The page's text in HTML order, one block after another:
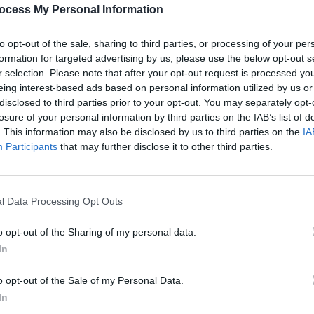
My Personal Information
opt-out of the sale, sharing to third parties, or processing of your
for targeted advertising by us, please use the below opt-out
selection. Please note that after your opt-out request is processed
interest-based ads based on personal information utilized by us
to third parties prior to your opt-out. You may separately
of your personal information by third parties on the IAB’s list of
This information may also be disclosed by us to third parties on the
Participants that may further disclose it to other third parties.
Data Processing Opt Outs
opt-out of the Sharing of my personal data.
opt-out of the Sale of my Personal Data.
vaccin contre la Covid-19. Il ne semble pas ressentir
Qui est cet homme ? Pourquoi a-t-il souhaité se faire
jour
a fait le tour des centres de vaccination en Allemagne. Il a
d’être interpellé par la police allemande, rapporte le
, relayé parSanté magazine.
1.3k
1.3k
4
1k views